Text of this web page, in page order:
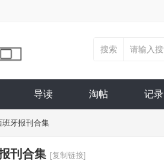
搜索
导读 淘帖 记录
班牙报刊合集
刊合集 [复制链接]